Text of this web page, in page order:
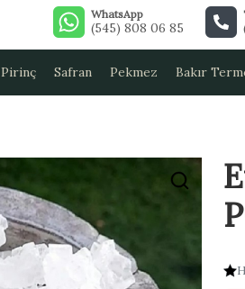
WhatsApp
(545) 808 06 85
Pirinç Safran Pekmez Bakır